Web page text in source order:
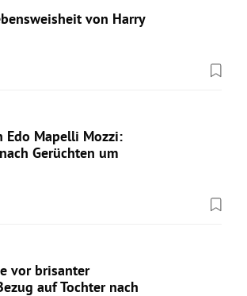
von Harry
Edo Mapelli Mozzi:
Gerüchten um
vor brisanter
auf Tochter nach